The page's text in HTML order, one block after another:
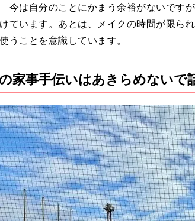
は自分のことにかまう余裕がないです
ています。あとは、メイクの時間が限ら
うことを意識しています。
家事手伝いはあきらめないで